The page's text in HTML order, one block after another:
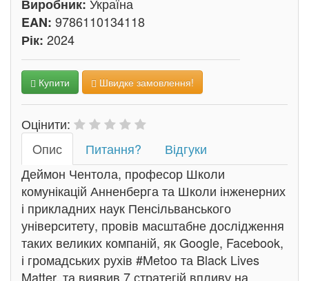
Виробник:
EAN: 9786110134118
Рік: 2024
Купити Швидке замовлення!
Оцінити:
Oпис
Питання?
Відгуки
Деймон Чентола, професор Школи
комунікацій Анненберга та Школи інженерних
і прикладних наук Пенсільванського
університету, провів масштабне дослідження
таких великих компаній, як Google, Facebook,
і громадських рухів #Metoo та Black Lives
Matter, та виявив 7 стратегій впливу на